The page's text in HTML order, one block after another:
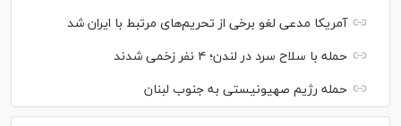
آمریکا مدعی لغو برخی از تحریم‌های مرتبط با ایران شد
حمله با سلاح سرد در لندن؛ ۴ نفر زخمی شدند
حمله رژیم صهیونیستی به جنوب لبنان